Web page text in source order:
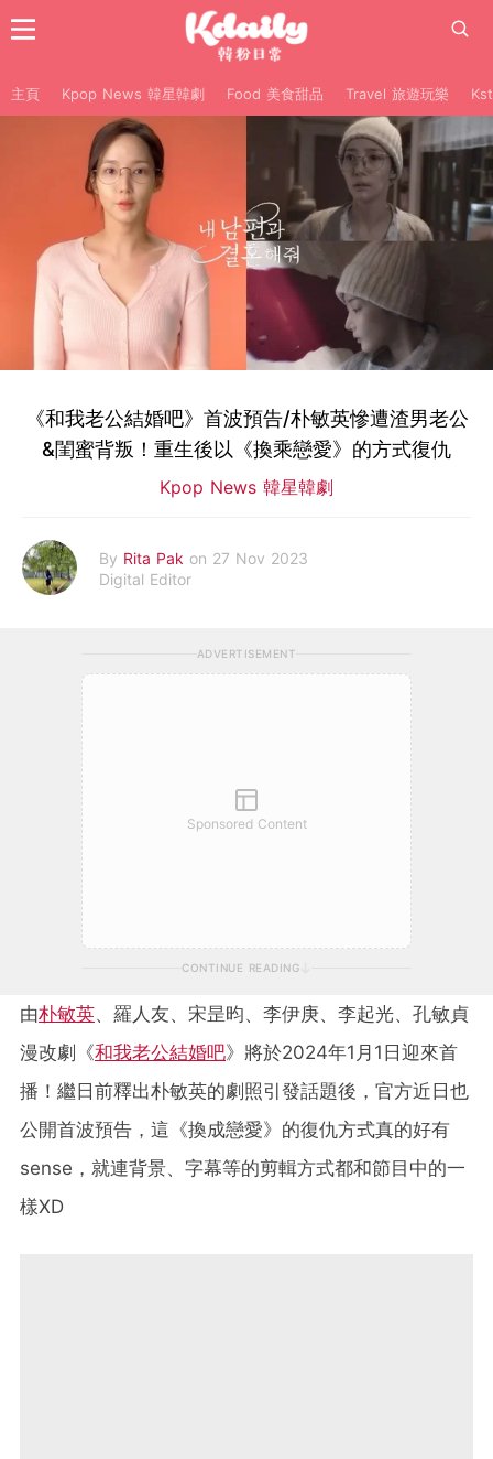
主頁 Kpop News 韓星韓劇 Food 美食甜品 Travel 旅遊玩樂
《和我老公結婚吧》首波預告/朴敏英慘遭渣男老公
&閨蜜背叛！重生後以《換乘戀愛》的方式復仇
Kpop News 韓星韓劇
By Rita Pak on 27 Nov 2023
Digital Editor
ADVERTISEMENT
Sponsored Content
CONTINUE READING
由朴敏英、羅人友、宋昰昀、李伊庚、李起光、孔敏貞
漫改劇《和我老公結婚吧》將於2024年1月1日迎來首
播！繼日前釋出朴敏英的劇照引發話題後，官方近日也
公開首波預告，這《換成戀愛》的復仇方式真的好有
sense，就連背景、字幕等的剪輯方式都和節目中的一
樣XD